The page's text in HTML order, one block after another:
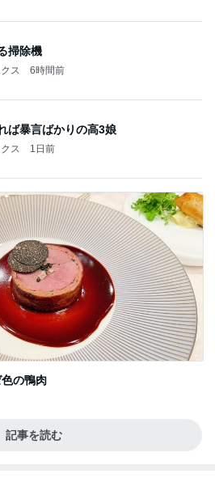
掃除機
ス 6時間前
ば暴言ばかりの高3娘
ス 1日前
の鴨肉
記事を読む